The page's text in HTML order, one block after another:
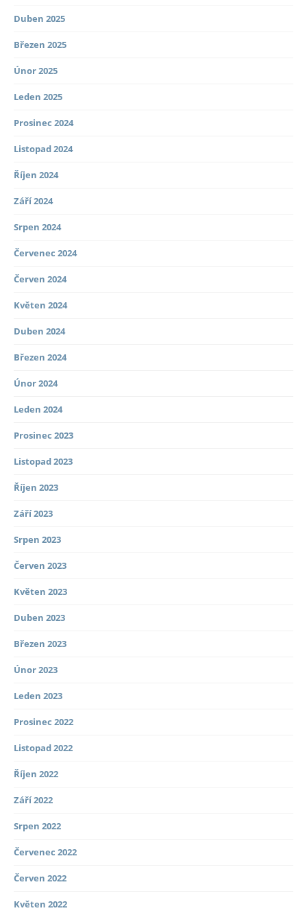
Duben 2025
Březen 2025
Únor 2025
Leden 2025
Prosinec 2024
Listopad 2024
Říjen 2024
Září 2024
Srpen 2024
Červenec 2024
Červen 2024
Květen 2024
Duben 2024
Březen 2024
Únor 2024
Leden 2024
Prosinec 2023
Listopad 2023
Říjen 2023
Září 2023
Srpen 2023
Červen 2023
Květen 2023
Duben 2023
Březen 2023
Únor 2023
Leden 2023
Prosinec 2022
Listopad 2022
Říjen 2022
Září 2022
Srpen 2022
Červenec 2022
Červen 2022
Květen 2022